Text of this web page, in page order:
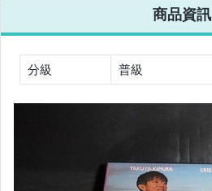
歐美電影【BD藍光】
歐美電影【DVD】
歐美電影【DVD】愛情文藝
商品資訊
分級 普級